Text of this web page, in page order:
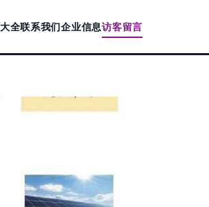
全联系我们企业信息访客留言